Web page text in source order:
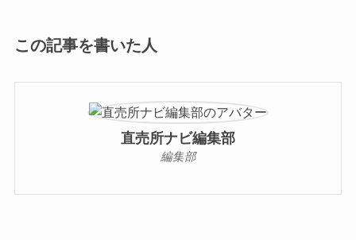
この記事を書いた人
直売所ナビ編集部
編集部